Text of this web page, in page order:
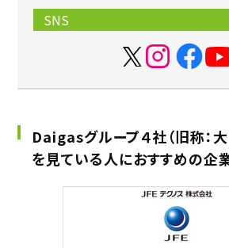
SNS
Daigasグループ４社（旧称：
を見ている人におすすめの企